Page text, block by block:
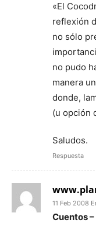
«El
reflexión
no sólo
no pudo
manera
donde,
(u opción
Saludos.
Respuesta
11 Feb 2008
Cuentos